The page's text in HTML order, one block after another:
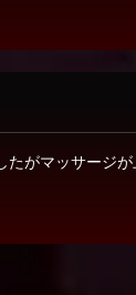
たがマッサージ